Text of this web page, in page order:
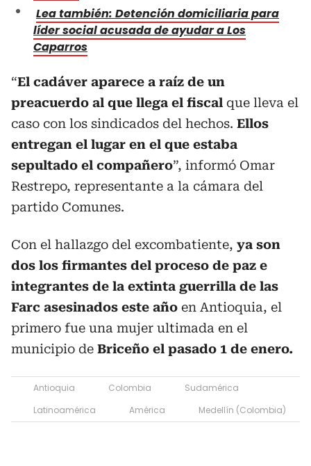
Lea también: Detención domiciliaria para
líder social acusada de ayudar a Los
Caparros
“El cadáver aparece a raíz de un
preacuerdo al que llega el fiscal que lleva el
caso con los sindicados del hechos. Ellos
entregan el lugar en el que estaba
sepultado el compañero”, informó Omar
Restrepo, representante a la cámara del
partido Comunes.
Con el hallazgo del excombatiente, ya son
dos los firmantes del proceso de paz e
integrantes de la extinta guerrilla de las
Farc asesinados este año en Antioquia, el
primero fue una mujer ultimada en el
municipio de Briceño el pasado 1 de enero.
Antioquia Colombia
Sudamérica
Latinoamérica
América Medellín (Colombia)